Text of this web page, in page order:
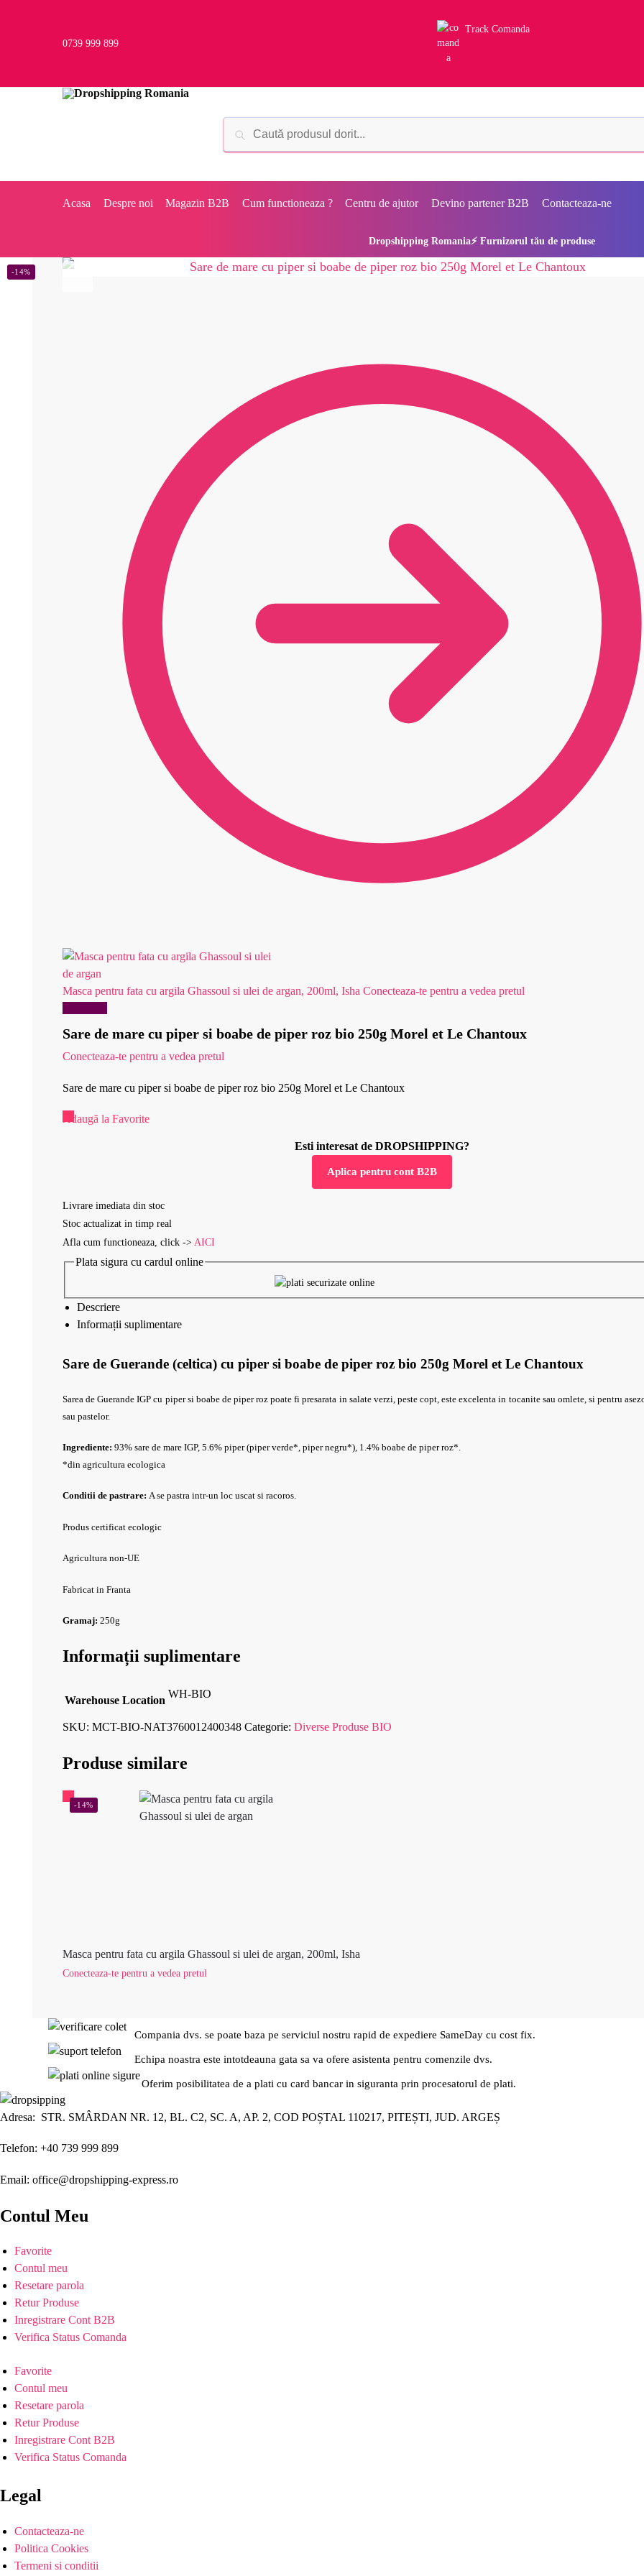
0739 999 899
Track Comanda
Acasa Despre noi Magazin B2B Cum functioneaza ? Centru de ajutor Devino partener B2B Contacteaza-ne
Dropshipping Romania⚡ Furnizorul tău de produse
Masca pentru fata cu argila Ghassoul si ulei de argan, 200ml, Isha Conecteaza-te pentru a vedea pretul
Sare de mare cu piper si boabe de piper roz bio 250g Morel et Le Chantoux
Conecteaza-te pentru a vedea pretul
-14%
Sare de mare cu piper si boabe de piper roz bio 250g Morel et Le Chantoux
Adaugă la Favorite
Esti interesat de DROPSHIPPING?
Aplica pentru cont B2B
Livrare imediata din stoc
Stoc actualizat in timp real
Afla cum functioneaza, click -> AICI
Plata sigura cu cardul online
Descriere
Informații suplimentare
Sare de Guerande (celtica) cu piper si boabe de piper roz bio 250g Morel et Le Chantoux
Sarea de Guerande IGP cu piper si boabe de piper roz poate fi presarata in salate verzi, peste copt, este excelenta in tocanite sau omlete, si pentru
sau pastelor.
Ingrediente: 93% sare de mare IGP, 5.6% piper (piper verde*, piper negru*), 1.4% boabe de piper roz*.
*din agricultura ecologica
Conditii de pastrare: A se pastra intr-un loc uscat si racoros.
Produs certificat ecologic
Agricultura non-UE
Fabricat in Franta
Gramaj: 250g
Informații suplimentare
Warehouse Location
WH-BIO
SKU: MCT-BIO-NAT3760012400348 Categorie: Diverse Produse BIO
Produse similare
-14%
Masca pentru fata cu argila Ghassoul si ulei de argan, 200ml, Isha
Conecteaza-te pentru a vedea pretul
Compania dvs. se poate baza pe serviciul nostru rapid de expediere SameDay cu cost fix.
Echipa noastra este intotdeauna gata sa va ofere asistenta pentru comenzile dvs.
Oferim posibilitatea de a plati cu card bancar in siguranta prin procesatorul de plati.
Adresa: STR. SMÂRDAN NR. 12, BL. C2, SC. A, AP. 2, COD POȘTAL 110217, PITEȘTI, JUD. ARGEȘ
Telefon: +40 739 999 899
Email: office@dropshipping-express.ro
Contul Meu
Favorite
Contul meu
Resetare parola
Retur Produse
Inregistrare Cont B2B
Verifica Status Comanda
Favorite
Contul meu
Resetare parola
Retur Produse
Inregistrare Cont B2B
Verifica Status Comanda
Legal
Contacteaza-ne
Politica Cookies
Termeni si conditii